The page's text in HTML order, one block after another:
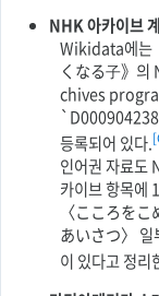
NHK 아카이브
Wikidata에는
くなる子》의
chives
등록되어 있다.
인어권 자료도
카이브 항목에
〈こころをこ
あいさつ〉 일
이 있다고 정리